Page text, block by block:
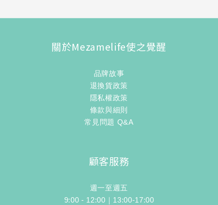
關於Mezamelife使之覺醒
品牌故事
退換貨政策
隱私權政策
條款與細則
常見問題 Q&A
顧客服務
週一至週五
9:00 - 12:00｜13:00-17:00